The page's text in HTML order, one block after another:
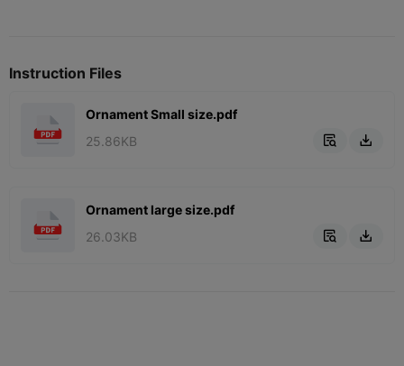
Instruction Files
Ornament Small size.pdf
25.86KB
 
Ornament large size.pdf
26.03KB
 